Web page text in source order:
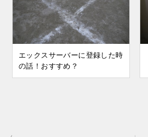
エックスサーバーに登録した時
の話！おすすめ？